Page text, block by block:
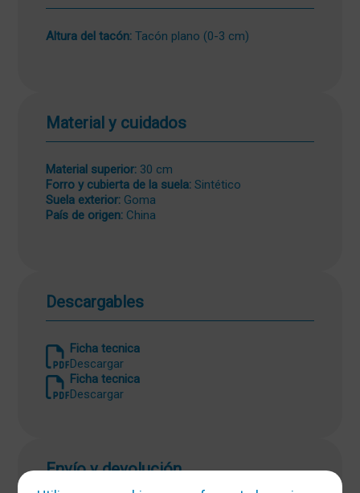
Altura del tacón: Tacón plano (0-3 cm)
Material y cuidados
Material superior: 30 cm
Forro y cubierta de la suela: Sintético
Suela exterior: Goma
País de origen: China
Descargables
Ficha tecnica
Descargar
Ficha tecnica
Descargar
Envío y devolución